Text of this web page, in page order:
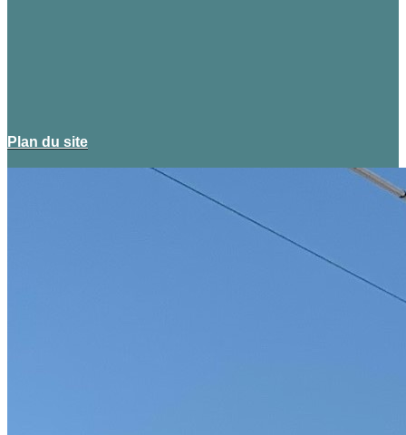
Plan du site